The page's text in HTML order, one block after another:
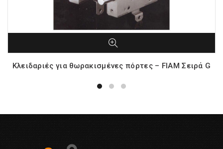
Κλειδαριές για θωρακισμένες πόρτες – FIAM Σειρά G